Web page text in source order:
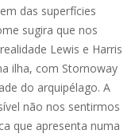
das superfícies
sugira que nos
Lewis e Harris
ilha, com Stornoway
do arquipélago. A
não nos sentirmos
que apresenta numa